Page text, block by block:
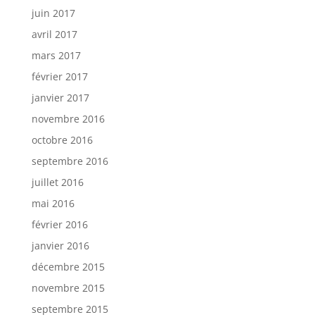
juin 2017
avril 2017
mars 2017
février 2017
janvier 2017
novembre 2016
octobre 2016
septembre 2016
juillet 2016
mai 2016
février 2016
janvier 2016
décembre 2015
novembre 2015
septembre 2015